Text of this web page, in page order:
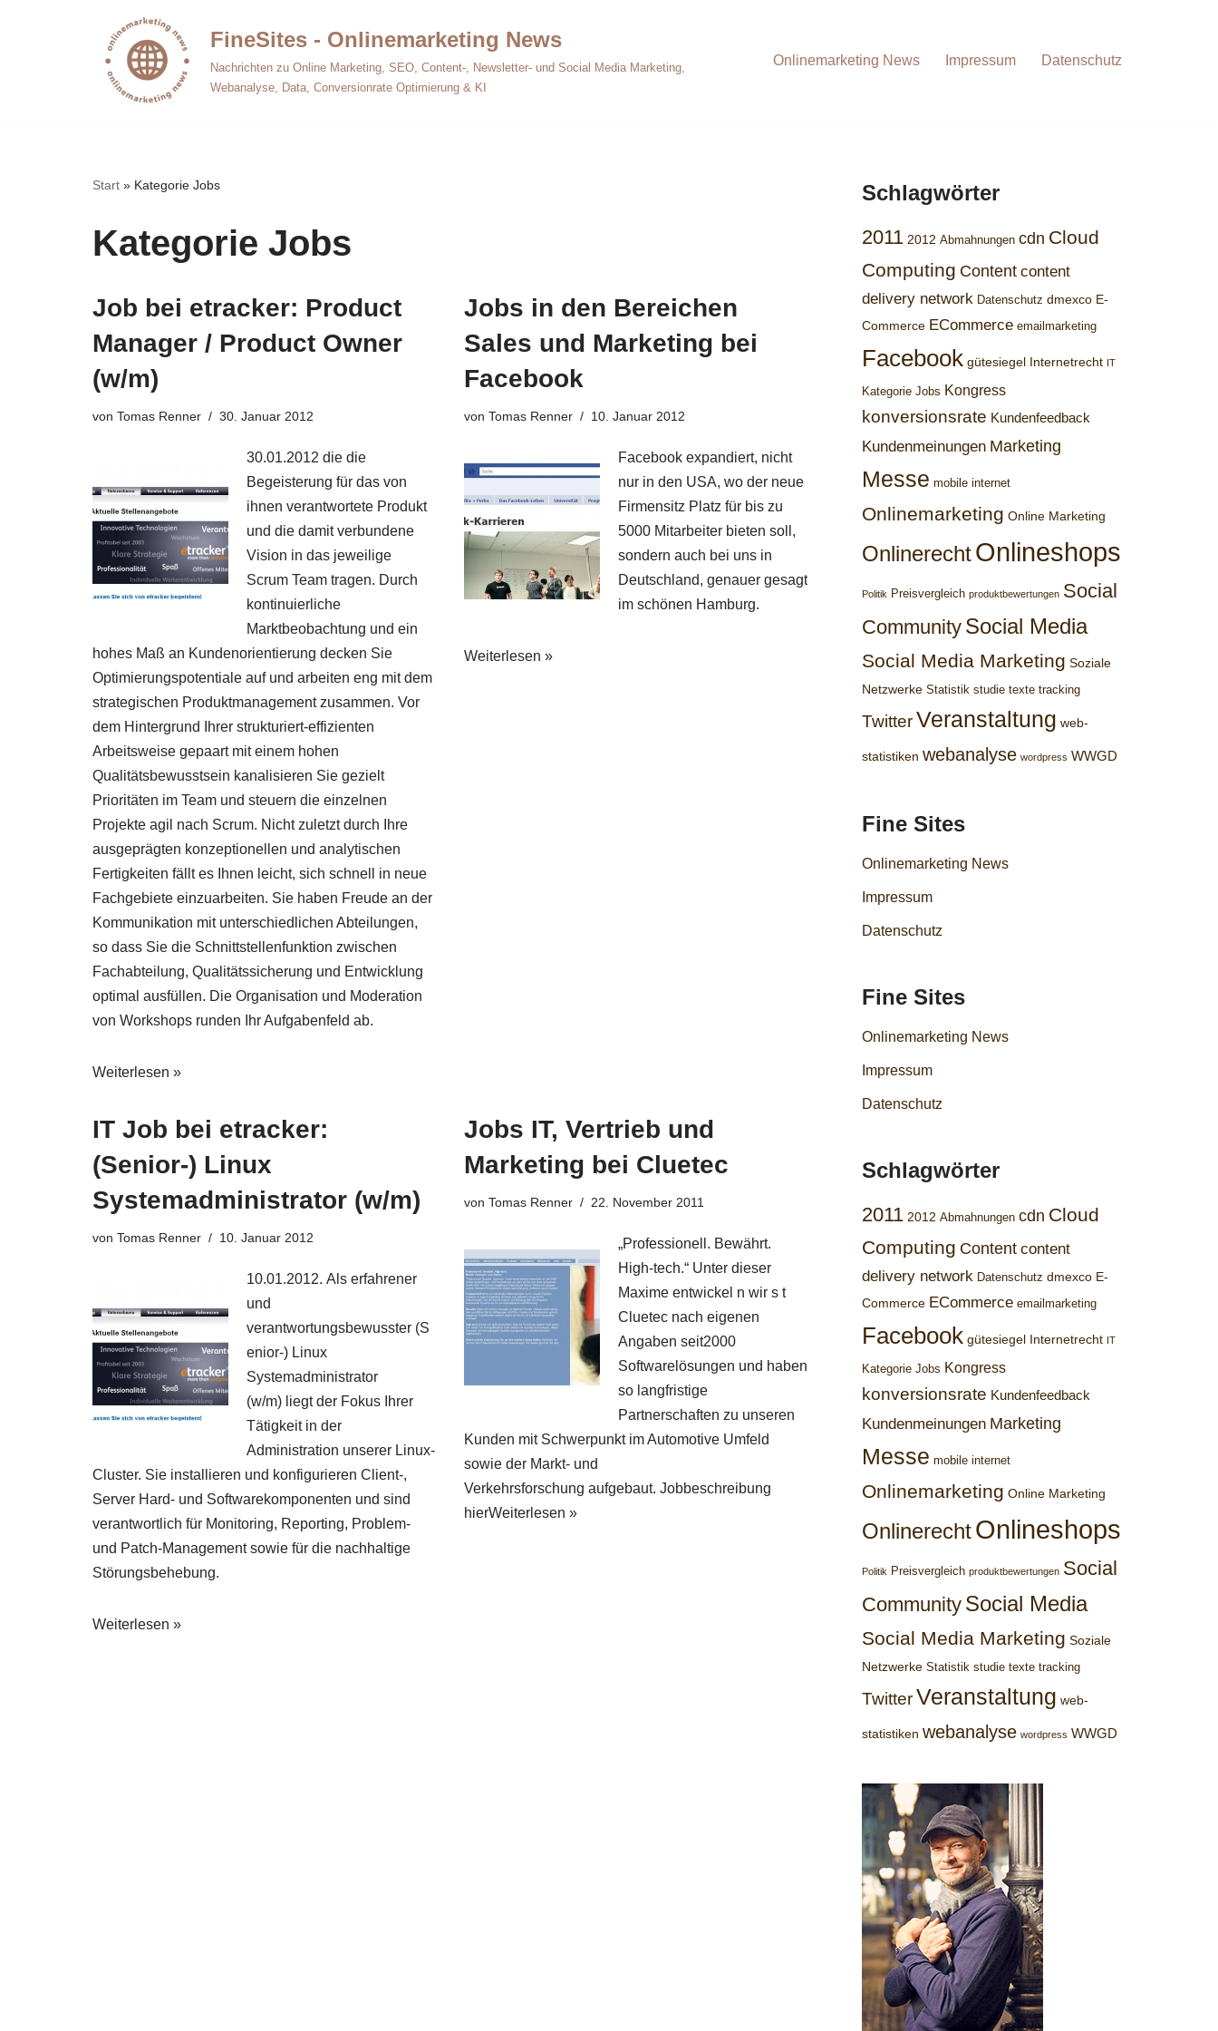
FineSites - Onlinemarketing News
Nachrichten zu Online Marketing, SEO, Content-, Newsletter- und Social Media Marketing,
Webanalyse, Data, Conversionrate Optimierung & KI
Onlinemarketing News Impressum Datenschutz
Start » Kategorie Jobs
Kategorie Jobs
Job bei etracker: Product
Manager / Product Owner
(w/m)
von Tomas Renner 30. Januar 2012
30.01.2012 die die
Begeisterung für das von
ihnen verantwortete Produkt
und die damit verbundene
Vision in das jeweilige
Scrum Team tragen. Durch
kontinuierliche
Marktbeobachtung und ein
hohes Maß an Kundenorientierung decken Sie
Optimierungspotentiale auf und arbeiten eng mit dem
strategischen Produktmanagement zusammen. Vor
dem Hintergrund Ihrer strukturiert-effizienten
Arbeitsweise gepaart mit einem hohen
Qualitätsbewusstsein kanalisieren Sie gezielt
Prioritäten im Team und steuern die einzelnen
Projekte agil nach Scrum. Nicht zuletzt durch Ihre
ausgeprägten konzeptionellen und analytischen
Fertigkeiten fällt es Ihnen leicht, sich schnell in neue
Fachgebiete einzuarbeiten. Sie haben Freude an der
Kommunikation mit unterschiedlichen Abteilungen,
so dass Sie die Schnittstellenfunktion zwischen
Fachabteilung, Qualitätssicherung und Entwicklung
optimal ausfüllen. Die Organisation und Moderation
von Workshops runden Ihr Aufgabenfeld ab.
Weiterlesen »
Jobs in den Bereichen
Sales und Marketing bei
Facebook
von Tomas Renner 10. Januar 2012
Facebook expandiert, nicht
nur in den USA, wo der neue
Firmensitz Platz für bis zu
5000 Mitarbeiter bieten soll,
sondern auch bei uns in
Deutschland, genauer gesagt
im schönen Hamburg.
Weiterlesen »
IT Job bei etracker:
(Senior-) Linux
Systemadministrator (w/m)
von Tomas Renner 10. Januar 2012
10.01.2012. Als erfahrener
und
verantwortungsbewusster (S
enior-) Linux
Systemadministrator
(w/m) liegt der Fokus Ihrer
Tätigkeit in der
Administration unserer Linux-
Cluster. Sie installieren und konfigurieren Client-,
Server Hard- und Softwarekomponenten und sind
verantwortlich für Monitoring, Reporting, Problem-
und Patch-Management sowie für die nachhaltige
Störungsbehebung.
Weiterlesen »
Jobs IT, Vertrieb und
Marketing bei Cluetec
von Tomas Renner 22. November 2011
„Professionell. Bewährt.
High-tech.“ Unter dieser
Maxime entwickel n wir s t
Cluetec nach eigenen
Angaben seit2000
Softwarelösungen und haben
so langfristige
Partnerschaften zu unseren
Kunden mit Schwerpunkt im Automotive Umfeld
sowie der Markt- und
Verkehrsforschung aufgebaut. Jobbeschreibung
hierWeiterlesen »
Schlagwörter
2011 2012 Abmahnungen cdn Cloud
Computing Content content
delivery network Datenschutz dmexco E-
Commerce ECommerce emailmarketing
Facebook gütesiegel Internetrecht IT
Kategorie Jobs Kongress
konversionsrate Kundenfeedback
Kundenmeinungen Marketing
Messe mobile internet
Onlinemarketing Online Marketing
OnlinerechtOnlineshops
Politik Preisvergleich produktbewertungen Social
Community Social Media
Social Media Marketing Soziale
Netzwerke Statistik studie texte tracking
TwitterVeranstaltung web-
statistiken webanalyse wordpress WWGD
Fine Sites
Onlinemarketing News
Impressum
Datenschutz
Fine Sites
Onlinemarketing News
Impressum
Datenschutz
Schlagwörter
2011 2012 Abmahnungen cdn Cloud
Computing Content content
delivery network Datenschutz dmexco E-
Commerce ECommerce emailmarketing
Facebook gütesiegel Internetrecht IT
Kategorie Jobs Kongress
konversionsrate Kundenfeedback
Kundenmeinungen Marketing
Messe mobile internet
Onlinemarketing Online Marketing
OnlinerechtOnlineshops
Politik Preisvergleich produktbewertungen Social
Community Social Media
Social Media Marketing Soziale
Netzwerke Statistik studie texte tracking
TwitterVeranstaltung web-
statistiken webanalyse wordpress WWGD